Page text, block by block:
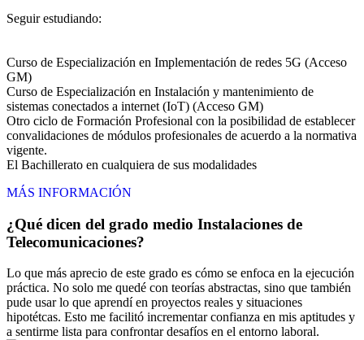
Seguir estudiando:
Curso de Especialización en Implementación de redes 5G (Acceso
GM)
Curso de Especialización en Instalación y mantenimiento de
sistemas conectados a internet (IoT) (Acceso GM)
Otro ciclo de Formación Profesional con la posibilidad de establecer
convalidaciones de módulos profesionales de acuerdo a la normativa
vigente.
El Bachillerato en cualquiera de sus modalidades
MÁS INFORMACIÓN
¿Qué dicen del grado medio Instalaciones de
Telecomunicaciones?
Lo que más aprecio de este grado es cómo se enfoca en la ejecución
práctica. No solo me quedé con teorías abstractas, sino que también
pude usar lo que aprendí en proyectos reales y situaciones
hipotétcas. Esto me facilitó incrementar confianza en mis aptitudes y
a sentirme lista para confrontar desafíos en el entorno laboral.